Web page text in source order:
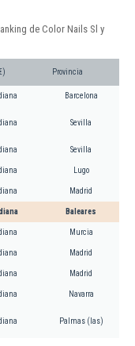
de Color Nails Sl y
Provincia
Barcelona
Sevilla
Sevilla
Lugo
Madrid
Baleares
Murcia
Madrid
Madrid
Navarra
Palmas (las)